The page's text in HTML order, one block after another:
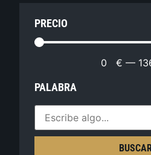
PRECIO
0 € —
PALABRA